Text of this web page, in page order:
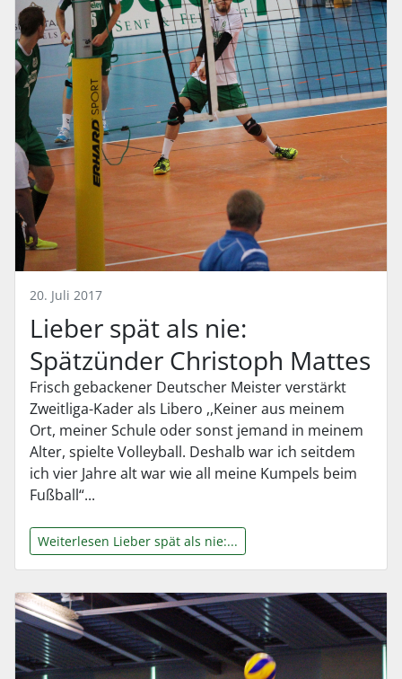
20. Juli 2017
Lieber spät als nie:
Spätzünder Christoph Mattes
Frisch gebackener Deutscher Meister verstärkt
Zweitliga-Kader als Libero ,,Keiner aus meinem
Ort, meiner Schule oder sonst jemand in meinem
Alter, spielte Volleyball. Deshalb war ich seitdem
ich vier Jahre alt war wie all meine Kumpels beim
Fußball“...
Weiterlesen Lieber spät als nie:...